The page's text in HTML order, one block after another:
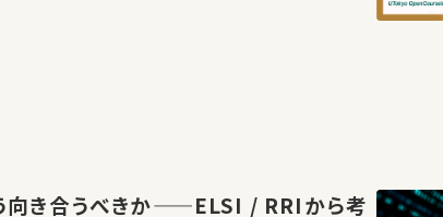
向き合うべきか——ELSI / RRIから考